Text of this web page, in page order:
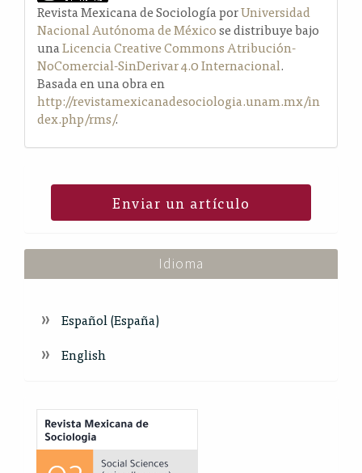
Revista Mexicana de Sociología porUniversidad
Nacional Autónoma de Méxicose distribuye bajo
unaLicencia Creative Commons Atribución-
NoComercial-SinDerivar 4.0 Internacional.
Basada en una obra en
http://revistamexicanadesociologia.unam.mx/in
dex.php/rms/.
Enviar un artículo
Idioma
Español (España)
English
Index